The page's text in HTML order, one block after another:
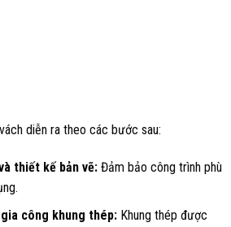
diễn ra theo các bước sau:
thiết kế bản vẽ: Đảm bảo công trình phù
công khung thép: Khung thép được